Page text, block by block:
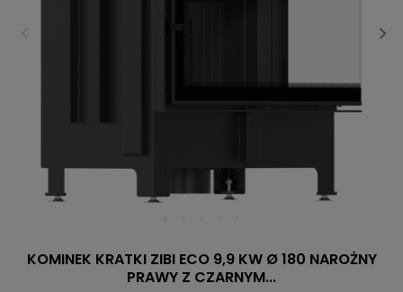
KOMINEK KRATKI ZIBI ECO 9,9 KW Ø 180 NAROŻNY
PRAWY Z CZARNYM...